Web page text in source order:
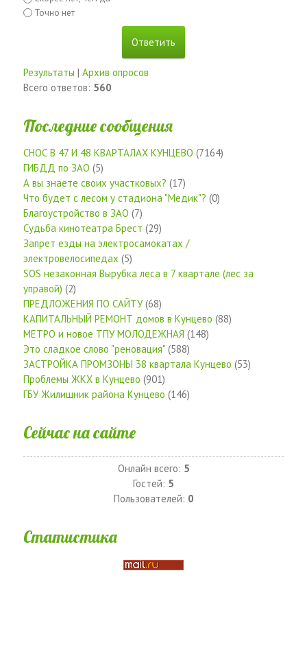
Точно нет
Результаты | Архив опросов
Всего ответов: 560
Последние сообщения
СНОС В 47 И 48 КВАРТАЛАХ КУНЦЕВО (7164)
ГИБДД по ЗАО (5)
А вы знаете своих участковых? (17)
Что будет с лесом у стадиона "Медик"? (0)
Благоустройство в ЗАО (7)
Судьба кинотеатра Брест (29)
Запрет езды на электросамокатах /
электровелосипедах (5)
SOS незаконная Вырубка леса в 7 квартале (лес за
управой) (2)
ПРЕДЛОЖЕНИЯ ПО САЙТУ(68)
КАПИТАЛЬНЫЙ РЕМОНТ домов в Кунцево (88)
МЕТРО и новое ТПУ МОЛОДЕЖНАЯ (148)
Это сладкое слово "реновация" (588)
ЗАСТРОЙКА ПРОМЗОНЫ 38 квартала Кунцево (53)
Проблемы ЖКХ в Кунцево (901)
ГБУ Жилищник района Кунцево (146)
Сейчас на сайте
Онлайн всего: 5
Гостей: 5
Пользователей: 0
Статистика